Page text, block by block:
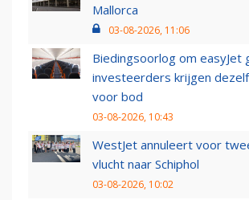
Mallorca
03-08-2026, 11:06
Biedingsoorlog om easyJet
investeerders krijgen
voor bod
03-08-2026, 10:43
WestJet annuleert voor
vlucht naar Schiphol
03-08-2026, 10:02